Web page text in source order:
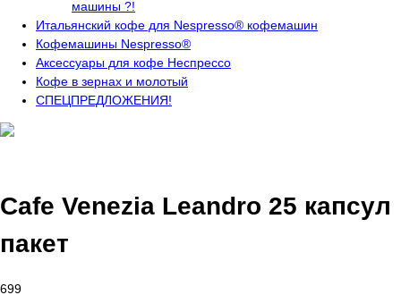
машины ?!
Итальянский кофе для Nespresso® кофемашин
Кофемашины Nespresso®
Аксессуары для кофе Неспрессо
Кофе в зернах и молотый
СПЕЦПРЕДЛОЖЕНИЯ!
Cafe Venezia Leandro 25 капсул
пакет
699